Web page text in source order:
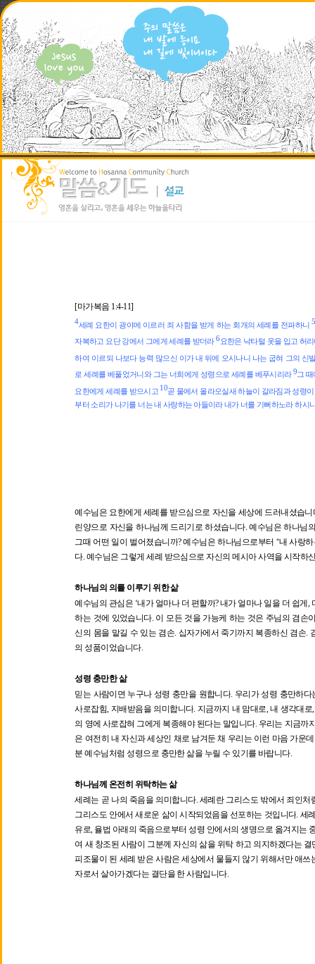
[마가복음 1:4-11]
4세례 요한이 광야에 이르러 죄 사함을 받게 하는 회개의 세례를 전파하니5
자복하고 요단 강에서 그에게 세례를 받더라6요한은 낙타털 옷을 입고 허
하여 이르되 나보다 능력 많으신 이가 내 뒤에 오시나니 나는 굽혀 그의 신
로 세례를 베풀었거니와 그는 너희에게 성령으로 세례를 베푸시리라9그
요한에게 세례를 받으시고 10곧 물에서 올라오실새 하늘이 갈라짐과 성령
부터 소리가 나기를 너는 내 사랑하는 아들이라 내가 너를 기뻐하노라 하시
예수님은 요한에게 세례를 받으심으로 자신을 세상에 드러내셨습니
린양으로 자신을 하나님께 드리기로 하셨습니다.예수님은 하나님
그때 어떤 일이 벌어졌습니까?예수님은 하나님으로부터 “내 사랑
다. 예수님은 그렇게 세례 받으심으로 자신의 메시아 사역을 시작하
하나님의 의를 이루기 위한 삶
예수님의 관심은 ‘내가 얼마나 더 편할까?내가 얼마나 일을 더 쉽게 ,
하는 것에 있었습니다. 이 모든 것을 가능케 하는 것은 주님의 겸손
신의 몸을 맡길 수 있는 겸손. 십자가에서 죽기까지 복종하신 겸손.
의 성품이었습니다.
성령 충만한 삶
믿는 사람이면 누구나 성령 충만을 원합니다. 우리가 성령 충만하
사로잡힘, 지배받음을 의미합니다. 지금까지 내 맘대로,내 생각대로
의 영에 사로잡혀 그에게 복종해야 된다는 말입니다. 우리는 지금까
은 여전히 내 자신과 세상인 채로 남겨둔 채 우리는 이런 마음 가운
분 예수님처럼 성령으로 충만한 삶을 누릴 수 있기를 바랍니다.
하나님께 온전히 위탁하는 삶
세례는 곧 나의 죽음을 의미합니다.세례란 그리스도 밖에서 죄인처
그리스도 안에서 새로운 삶이 시작되었음을 선포하는 것입니다. 세
유로, 율법 아래의 죽음으로부터 성령 안에서의 생명으로 옮겨지는
여 새 창조된 사람이 그분께 자신의 삶을 위탁 하고 의지하겠다는
피조물이 된 세례 받은 사람은 세상에서 물들지 않기 위해서만 애
자로서 살아가겠다는 결단을 한 사람입니다.